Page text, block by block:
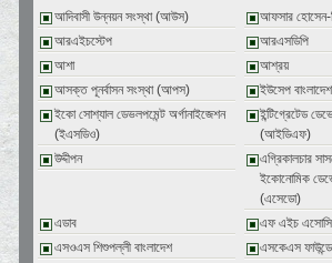
আদিবাসী উন্নয়ন সংস্থা (আউস)
আফসার হোসেন-
আরএইচস্টেপ
আরএসডিপি
আশা
আশ্রয়
আসক্ত পূনর্বাসন সংস্থা (আপস)
ইউসেপ
ইকো সোশ্যাল ডেভলপমেন্ট অর্গানাইজেশন
(ইএসডিও)
ইন্টিগ্রেটেড
(আইডিএফ)
উদ্দীপন
এগ্রিকালচার
ইকোনোমিক
(এসেডো)
এডাব
এফ এইচ
এসওএস শিশুপল্লী বাংলাদেশ
এসকেএস